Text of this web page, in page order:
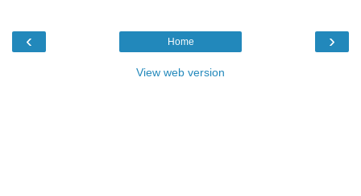
‹ ›
Home
View web version